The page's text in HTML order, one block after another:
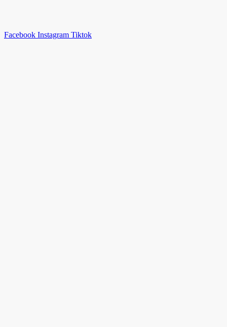
Facebook Instagram Tiktok